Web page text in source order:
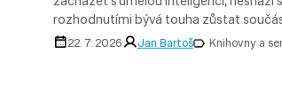
rozhodnutími bývá touha zůstat
22. 7. 2026 Jan Bartoš Knihovny a